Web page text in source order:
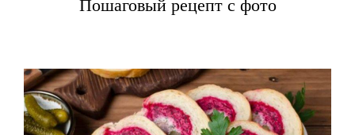
Пошаговый рецепт с фото